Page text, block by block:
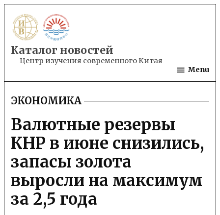
to
content
Каталог новостей
Центр изучения современного Китая
Menu
POSTED
IN
ЭКОНОМИКА
Валютные резервы
КНР в июне снизились,
запасы золота
выросли на максимум
за 2,5 года